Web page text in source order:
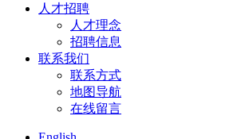
人才招聘
人才理念
招聘信息
联系我们
联系方式
地图导航
在线留言